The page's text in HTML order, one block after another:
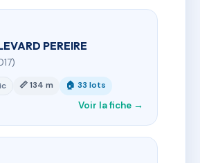
PEREIRE
📏 134 m 🏠 33 lots
Voir la fiche →